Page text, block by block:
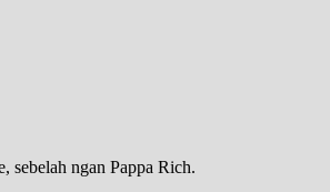
sebelah ngan Pappa Rich.